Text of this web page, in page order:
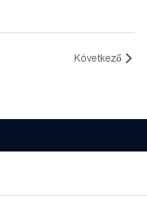
Következő